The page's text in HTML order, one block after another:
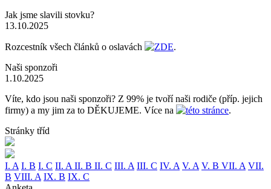
Jak jsme slavili stovku?
13.10.2025
Rozcestník všech článků o oslavách ZDE.
Naši sponzoři
1.10.2025
Víte, kdo jsou naši sponzoři? Z 99% je tvoří naši rodiče (příp. jejich
firmy) a my jim za to DĚKUJEME. Více na
této stránce.
Stránky tříd
I. A I. B I. C II. A II. B II. C III. A III. C IV. A V. A V. B VII. A VII.
B VIII. A IX. B IX. C